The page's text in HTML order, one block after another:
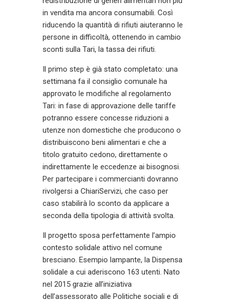
in vendita ma ancora consumabili. Così
riducendo la quantità di rifiuti aiuteranno le
persone in difficoltà, ottenendo in cambio
sconti sulla Tari, la tassa dei rifiuti.
Il primo step è già stato completato: una
settimana fa il consiglio comunale ha
approvato le modifiche al regolamento
Tari: in fase di approvazione delle tariffe
potranno essere concesse riduzioni a
utenze non domestiche che producono o
distribuiscono beni alimentari e che a
titolo gratuito cedono, direttamente o
indirettamente le eccedenze ai bisognosi.
Per partecipare i commercianti dovranno
rivolgersi a ChiariServizi, che caso per
caso stabilirà lo sconto da applicare a
seconda della tipologia di attività svolta.
Il progetto sposa perfettamente l’ampio
contesto solidale attivo nel comune
bresciano. Esempio lampante, la Dispensa
solidale a cui aderiscono 163 utenti. Nato
nel 2015 grazie all’iniziativa
dell’assessorato alle Politiche sociali e di